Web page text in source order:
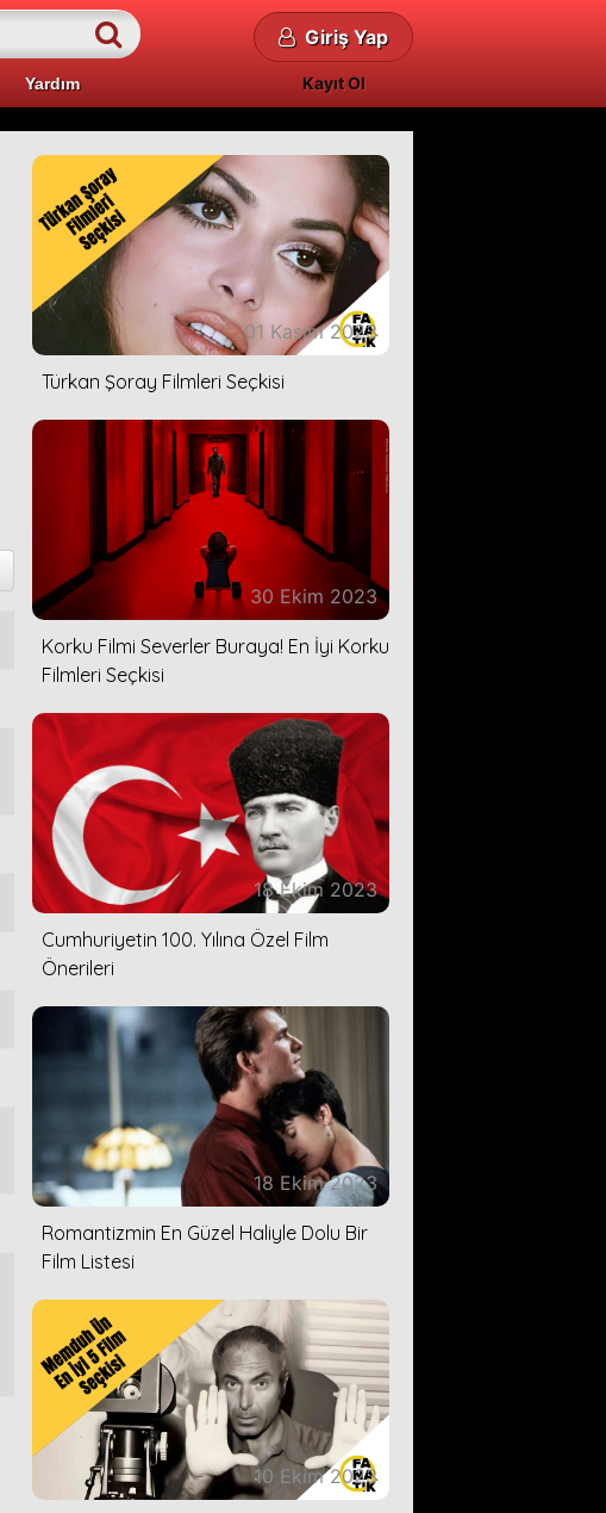
Yardım
Giriş Yap
Kayıt Ol
01 Kasım 2023
Türkan Şoray Filmleri Seçkisi
30 Ekim 2023
Korku Filmi Severler Buraya! En İyi Korku
Filmleri Seçkisi
18 Ekim 2023
Cumhuriyetin 100. Yılına Özel Film
Önerileri
18 Ekim 2023
Romantizmin En Güzel Haliyle Dolu Bir
Film Listesi
10 Ekim 2023